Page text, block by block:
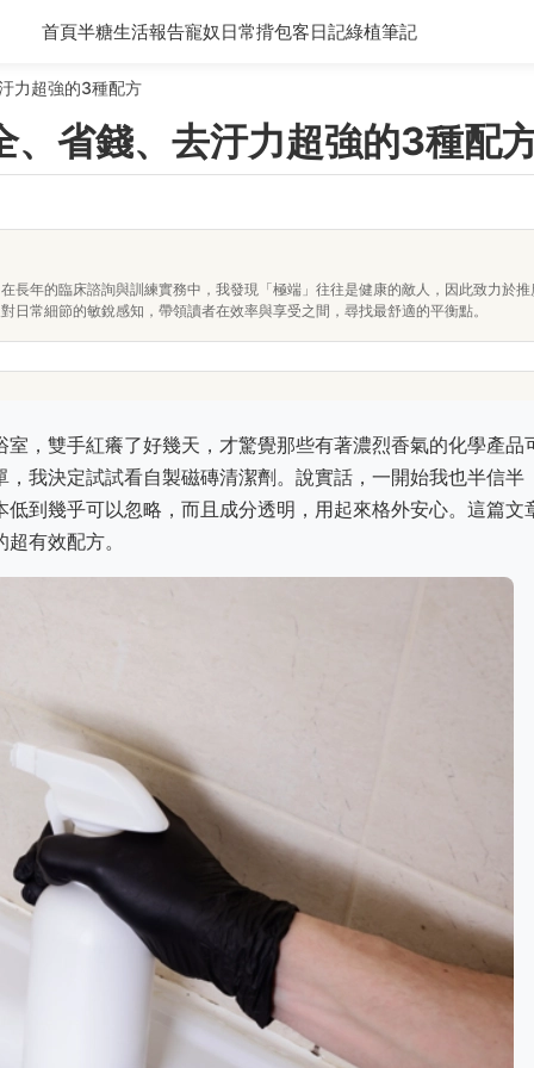
首頁半糖生活報告寵奴日常揹包客日記綠植筆記
力超強的3種配方
、省錢、去汙力超強的3種配
長年的臨床諮詢與訓練實務中，我發現「極端」往往是健康的敵人，因此致力於
常細節的敏銳感知，帶領讀者在效率與享受之間，尋找最舒適的平衡點。
，雙手紅癢了好幾天，才驚覺那些有著濃烈香氣的化學產品
我決定試試看自製磁磚清潔劑。說實話，一開始我也半信半
到幾乎可以忽略，而且成分透明，用起來格外安心。這篇文
有效配方。